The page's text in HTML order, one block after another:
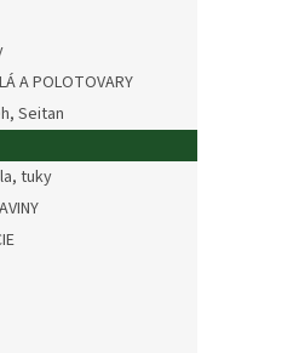
A POLOTOVARY
Seitan
tuky